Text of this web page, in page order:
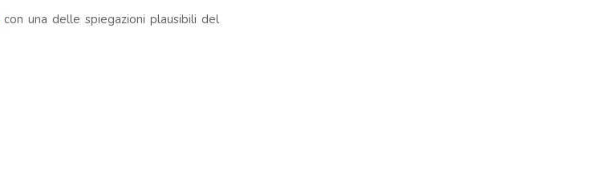
con una delle spiegazioni plausibili del